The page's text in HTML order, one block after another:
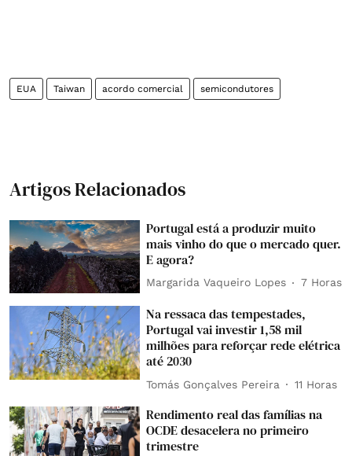
EUA Taiwan acordo comercial semicondutores
Artigos Relacionados
Portugal está a produzir muito
mais vinho do que o mercado quer.
E agora?
Margarida Vaqueiro Lopes 7 Horas
Na ressaca das tempestades,
Portugal vai investir 1,58 mil
milhões para reforçar rede elétrica
até 2030
Tomás Gonçalves Pereira 11 Horas
Rendimento real das famílias na
OCDE desacelera no primeiro
trimestre